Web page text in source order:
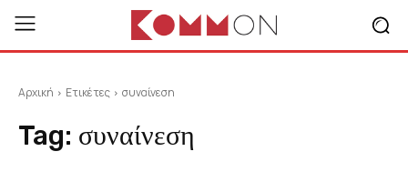
Αρχική Ετικέτες συναίνεση
Tag: συναίνεση